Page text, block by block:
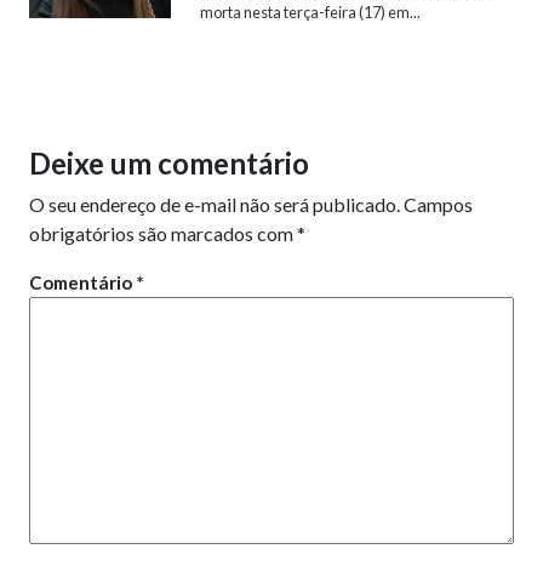
morta nesta terça-feira (17) em...
Deixe um comentário
O seu endereço de e-mail não será publicado. Campos
obrigatórios são marcados com*
Comentário *